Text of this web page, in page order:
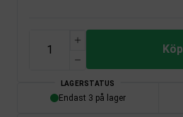
Köp
LAGERSTATUS
Endast 3 på lager